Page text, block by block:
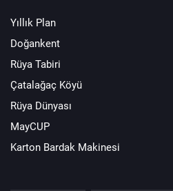
Yıllık Plan
Doğankent
Rüya Tabiri
Çatalağaç Köyü
Rüya Dünyası
MayCUP
Karton Bardak Makinesi